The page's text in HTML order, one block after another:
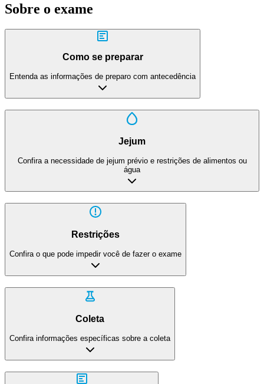
Sobre o exame
Como se preparar
Entenda as informações de preparo com antecedência
Jejum
Confira a necessidade de jejum prévio e restrições de alimentos ou
água
Restrições
Confira o que pode impedir você de fazer o exame
Coleta
Confira informações específicas sobre a coleta